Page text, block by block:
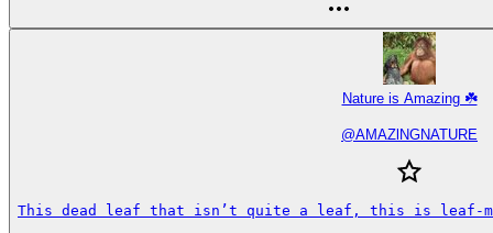
Nature is Amazing ☘️
@AMAZlNGNATURE
This dead leaf that isn’t quite a leaf, this is leaf-